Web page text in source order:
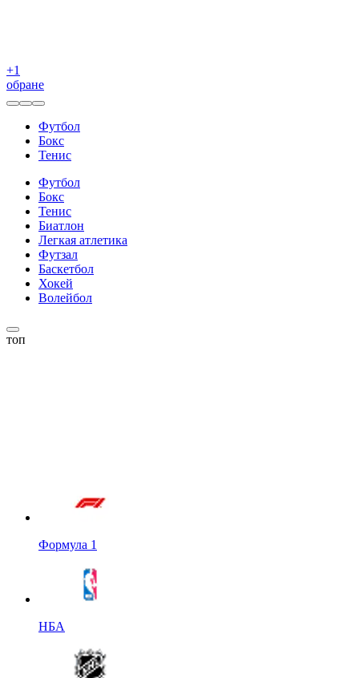
+1
обране
Футбол
Бокс
Тенис
Футбол
Бокс
Тенис
Биатлон
Легкая атлетика
Футзал
Баскетбол
Хокей
Волейбол
топ
Формула 1
НБА